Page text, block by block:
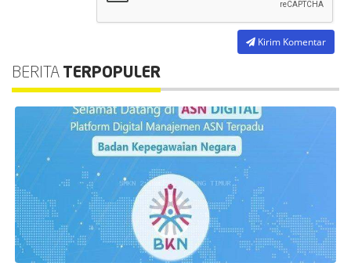
Kirim Komentar
BERITA TERPOPULER